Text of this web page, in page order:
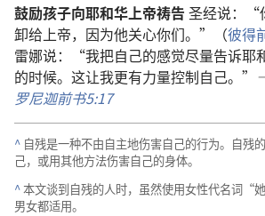
鼓励孩子向耶和华上帝祷告 圣经说：“
卸给上帝，因为他关心你们。”（彼得
雷娜说：“我把自己的感觉尽量告诉耶
的时候。这让我更有力量控制自己。”
罗尼迦前书5:17
^ 自残是一种不由自主地伤害自己的行为。自残
己，或用其他方法伤害自己的身体。
^本文谈到自残的人时，虽然使用女性代名词“
男女都适用。